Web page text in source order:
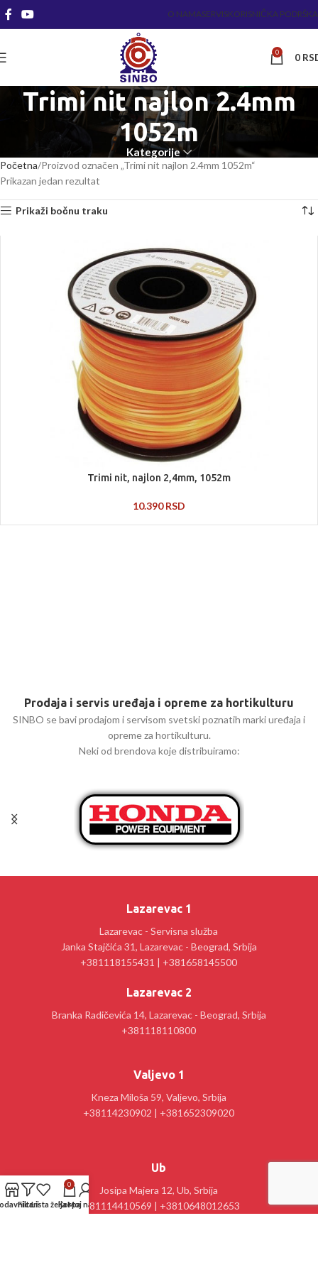
O NAMASERVISKORISNIČKA PODRŠKA
0 0
Trimi nit najlon 2.4mm
1052m
Kategorije
Početna Proizvod označen „Trimi nit najlon 2.4mm 1052m“
Prikazan jedan rezultat
Prikaži bočnu traku
Trimi nit, najlon 2,4mm, 1052m
10.390RSD
Prodaja i servis uređaja i opreme za hortikulturu
SINBO se bavi prodajom i servisom svetski poznatih marki uređaja i
opreme za hortikulturu.
Neki od brendova koje distribuiramo:
Lazarevac 1
Lazarevac - Servisna služba
Janka Stajčića 31, Lazarevac - Beograd, Srbija
+381118155431 | +381658145500
Lazarevac 2
Branka Radičevića 14, Lazarevac - Beograd, Srbija
+381118110800
Valjevo 1
Kneza Miloša 59, Valjevo, Srbija
+38114230902 | +381652309020
Ub
Josipa Majera 12, Ub, Srbija
+381114410569 | +3810648012653
FilteriLista želja
0
Korpa
Moj nalog